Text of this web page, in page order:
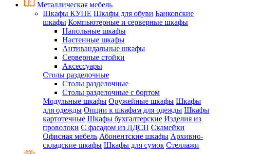
Металлическая мебель
Шкафы КУПЕ Шкафы для обуви Банковские
шкафы Компьютерные и серверные шкафы
Напольные шкафы
Настенные шкафы
Антивандальные шкафы
Серверные стойки
Аксессуары
Столы разделочные
Столы разделочные
Столы разделочные с бортом
Модульные шкафы Оружейные шкафы Шкафы
для одежды Опции к шкафам для одежды Шкафы
картотечные Шкафы бухгалтерские Изделия из
проволоки С фасадом из ЛДСП Скамейки
Офисная мебель Абонентские шкафы Архивно-
складские шкафы Шкафы для сумок Стеллажи